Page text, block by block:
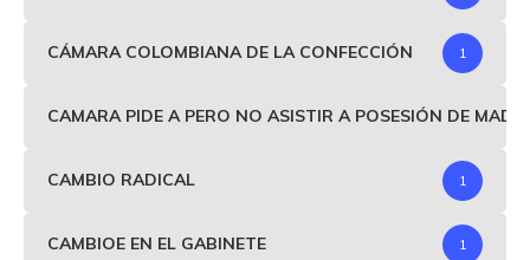
CÁMARA COLOMBIANA DE LA CONFECCIÓN 1
CAMARA PIDE A PERO NO ASISTIR A POSESIÓN DE
CAMBIO RADICAL 1
CAMBIOE EN EL GABINETE 1